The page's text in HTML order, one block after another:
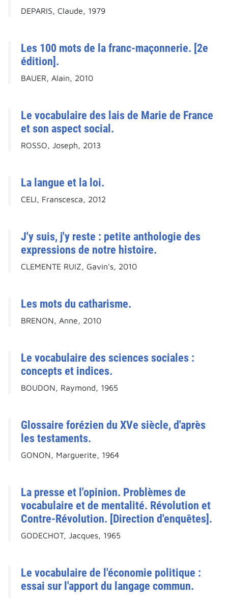
DEPARIS, Claude, 1979
Les 100 mots de la franc-maçonnerie. [2e
édition].
BAUER, Alain, 2010
Le vocabulaire des lais de Marie de France
et son aspect social.
ROSSO, Joseph, 2013
La langue et la loi.
CELI, Franscesca, 2012
J'y suis, j'y reste : petite anthologie des
expressions de notre histoire.
CLEMENTE RUIZ, Gavin's, 2010
Les mots du catharisme.
BRENON, Anne, 2010
Le vocabulaire des sciences sociales :
concepts et indices.
BOUDON, Raymond, 1965
Glossaire forézien du XVe siècle, d'après
les testaments.
GONON, Marguerite, 1964
La presse et l'opinion. Problèmes de
vocabulaire et de mentalité. Révolution et
Contre-Révolution. [Direction d'enquêtes].
GODECHOT, Jacques, 1965
Le vocabulaire de l'économie politique :
essai sur l'apport du langage commun.